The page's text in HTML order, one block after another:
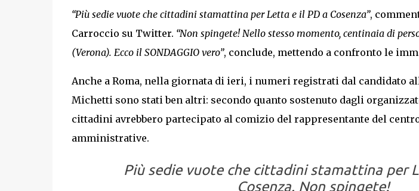
“Più sedie vuote che cittadini stamattina per Letta e il PD a Cosenza”,
Carroccio su Twitter. “Non spingete! Nello stesso momento, centinaia di
(Verona). Ecco il SONDAGGIO vero”, conclude, mettendo a confronto le
Anche a Roma, nella giornata di ieri, i numeri registrati dal candidato
Michetti sono stati ben altri: secondo quanto sostenuto dagli
cittadini avrebbero partecipato al comizio del rappresentante del
amministrative.
Più sedie vuote che cittadini stamattina per
Cosenza. Non spingete!